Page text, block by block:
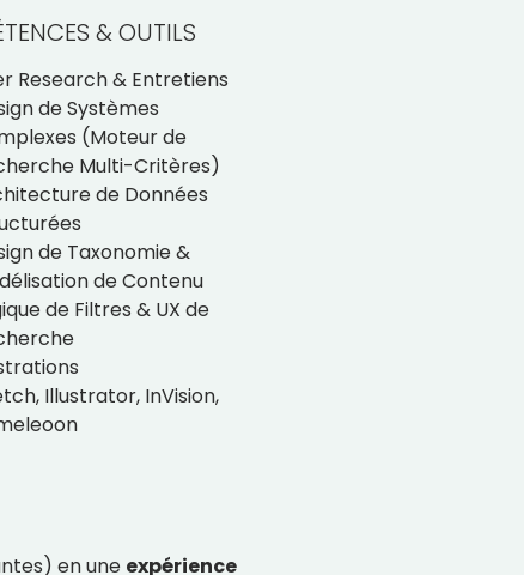
& OUTILS
Research & Entretiens
de Systèmes
(Moteur de
Multi-Critères)
de Données
de Taxonomie &
de Contenu
de Filtres & UX de
Illustrator, InVision,
en une expérience